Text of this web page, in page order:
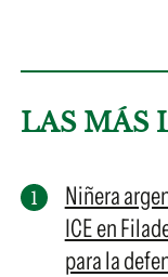
LAS MÁS
Niñera
ICE en
para la